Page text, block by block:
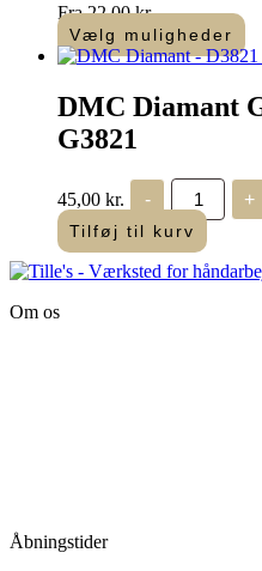
Fra22,00kr.
Vælg muligheder
Dette
har
flere
varianter.
vælges
på
varesiden
DMC Diamant
G3821
45,00 kr. -
DMC
Diamant
Grande
-
Guld
-
+
Tilføj til kurv
Om os
Åbningstider